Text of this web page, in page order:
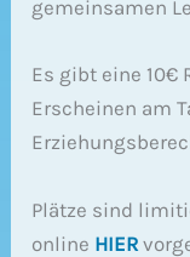
gemeinsamen
Es gibt eine 10€
Erscheinen am
Plätze sind
online HIER